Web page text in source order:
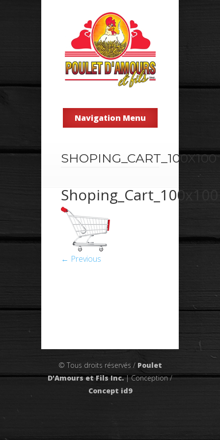
Navigation Menu
SHOPING_CART_100X100
Shoping_Cart_100x100
← Previous
© Tous droits réservés / Poulet
D'Amours et Fils Inc.| Conception /
Concept id9